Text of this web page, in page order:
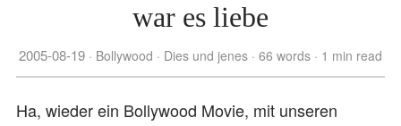
war es liebe
2005-08-19 Bollywood Dies und jenes 66 words 1 min read
Ha, wieder ein Bollywood Movie, mit unseren